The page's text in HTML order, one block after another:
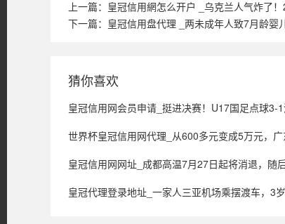
上一篇： 皇冠信用網怎么开户 _乌克兰人气炸了
下一篇： 皇冠信用盘代理 _两未成年人致7月龄
猜你喜欢
皇冠信用网会员申请_挺进决赛！U17国足点球3-1河床
世界杯皇冠信用网代理_从600多元变成5万元，广东57岁保洁员掏空积蓄做医美，双眼皮手术后眼睛红痛、视物模糊，当事人
皇冠信用网网址_成都高温7月27日起将消退，随
皇冠代理登录地址_一家人三亚机场乘摆渡车，3岁幼童跌落受伤缝30多针！